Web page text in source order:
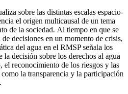
sobre las distintas escalas espacio-
el origen multicausal de un tema
de la sociedad. Al tiempo en que se
decisiones en un momento de crisis,
del agua en el RMSP señala los
la decisión sobre los derechos al agua
el reconocimiento de los riesgos y las
la transparencia y la participación